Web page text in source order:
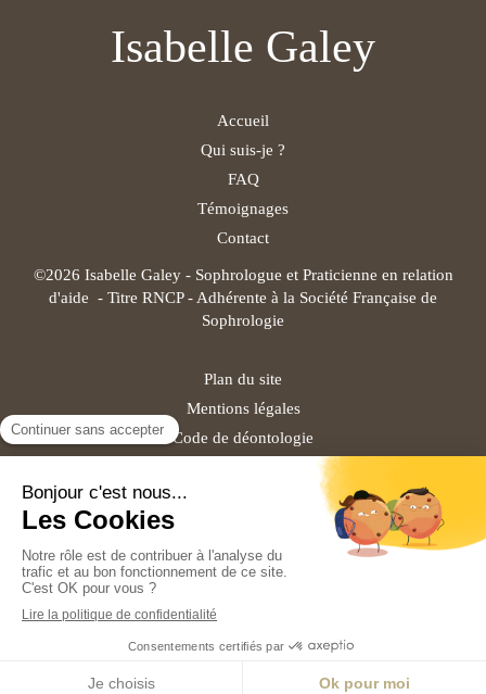
Isabelle Galey
Accueil
Qui suis-je ?
FAQ
Témoignages
Contact
©2026 Isabelle Galey - Sophrologue et Praticienne en relation
d'aide - Titre RNCP - Adhérente à la Société Française de
Sophrologie
Plan du site
Mentions légales
Code de déontologie
Création et référencement du site par Simplébo
Site partenaire de
Institut Cassiopée